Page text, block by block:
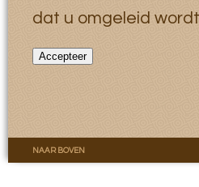
dat u omgeleid
Accepteer
NAAR BOVEN